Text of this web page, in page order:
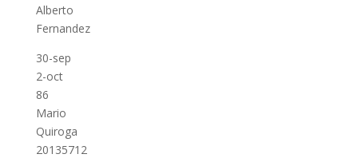
Alberto
Fernandez
30-sep
2-oct
86
Mario
Quiroga
20135712